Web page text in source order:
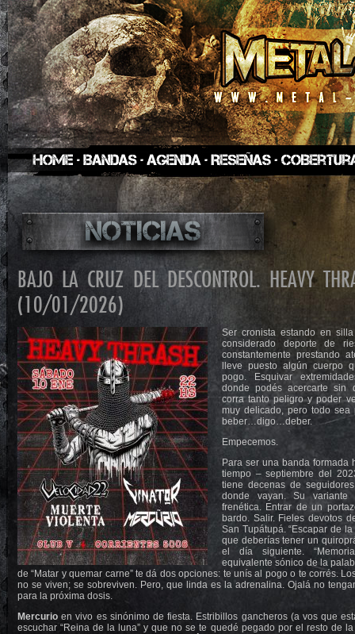
BAJO LA CRUZ DEL DESCONTROL. HEAVY
(10/01/2026)
Ser cronista estando en
considerado deporte de
constantemente prestando
lleve puesto algún cuerpo
pogo. Esquivar
donde podés acercarte sin
corra tanto peligro y poder
muy delicado, pero todo
beber…digo…deber.
Empecemos.
Para ser una banda formada
tiempo – septiembre del
tiene decenas de
donde vayan. Su
frenética. Entrar de un
bardo. Salir. Fieles devotos
San Tupátupá. “Escapar de
que deberías tener un
el día siguiente.
equivalente sónico de la
de “Matar y quemar carne” te dá dos opciones: te unís al pogo o te corrés.
no se viven; se sobreviven. Pero, que linda es la adrenalina. Ojalá no
para la próxima dosis.
Mercurioen vivo es sinónimo de fiesta. Estribillos gancheros (a vos que
escuchar “Reina de la luna” y que no se te quedé pegado por el resto de